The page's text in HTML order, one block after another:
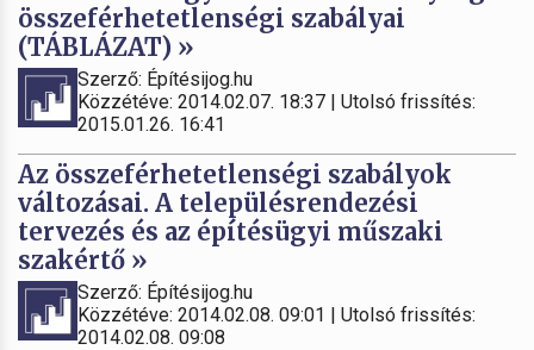
összeférhetetlenségi szabályai
(TÁBLÁZAT) »
Szerző: Építésijog.hu
Közzétéve: 2014.02.07. 18:37 | Utolsó frissítés:
2015.01.26. 16:41
Az összeférhetetlenségi szabályok
változásai. A településrendezési
tervezés és az építésügyi műszaki
szakértő »
Szerző: Építésijog.hu
Közzétéve: 2014.02.08. 09:01 | Utolsó frissítés:
2014.02.08. 09:08